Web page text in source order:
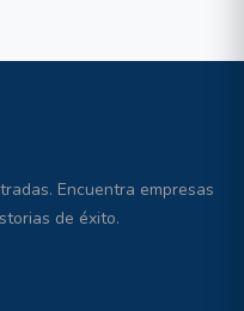
Encuentra empresas
de éxito.